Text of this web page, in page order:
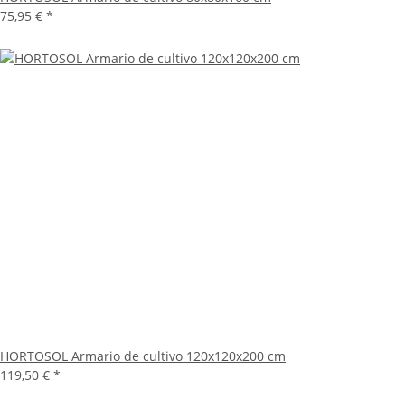
75,95 € *
HORTOSOL Armario de cultivo 120x120x200 cm
119,50 € *